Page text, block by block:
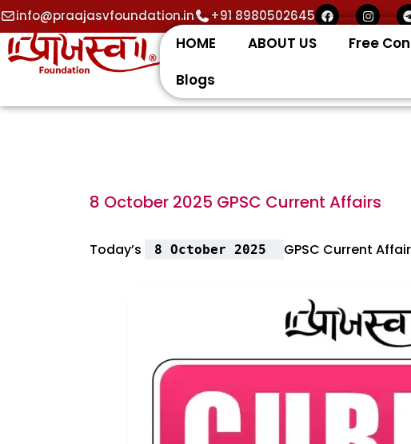
Skip
to
content
info@praajasvfoundation.in +91 8980502645 F
a
I
n
t
m
HOME ABOUT US Free
Blogs
8 October 2025 GPSC Current Affairs
Today’s 8 October 2025 GPSC Current